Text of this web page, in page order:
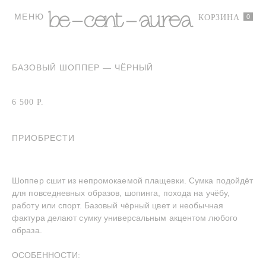
БАЗОВЫЙ ШОППЕР — ЧЁРНЫЙ
6 500 Р.
ПРИОБРЕСТИ
Шоппер сшит из непромокаемой плащевки. Сумка подойдёт
для повседневных образов, шопинга, похода на учёбу,
работу или спорт. Базовый чёрный цвет и необычная
фактура делают сумку универсальным акцентом любого
образа.
ОСОБЕННОСТИ: